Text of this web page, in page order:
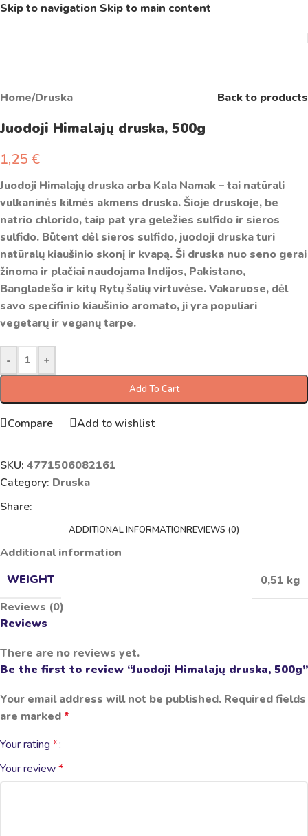
Skip to navigation Skip to main content
Home/Druska Back to products
Juodoji Himalajų druska, 500g
1,25 €
Juodoji Himalajų druska arba Kala Namak – tai natūrali
vulkaninės kilmės akmens druska. Šioje druskoje, be
natrio chlorido, taip pat yra geležies sulfido ir sieros
sulfido. Būtent dėl sieros sulfido, juodoji druska turi
natūralų kiaušinio skonį ir kvapą. Ši druska nuo seno gerai
žinoma ir plačiai naudojama Indijos, Pakistano,
Bangladešo ir kitų Rytų šalių virtuvėse. Vakaruose, dėl
savo specifinio kiaušinio aromato, ji yra populiari
vegetarų ir veganų tarpe.
- +
Add To Cart
Compare Add to wishlist
SKU: 4771506082161
Category: Druska
Share:
ADDITIONAL INFORMATIONREVIEWS (0)
Additional information
WEIGHT
0,51 kg
Reviews (0)
Reviews
There are no reviews yet.
Be the first to review “Juodoji Himalajų druska, 500g”
Your email address will not be published. Required fields
are marked *
Your rating *
Your review*